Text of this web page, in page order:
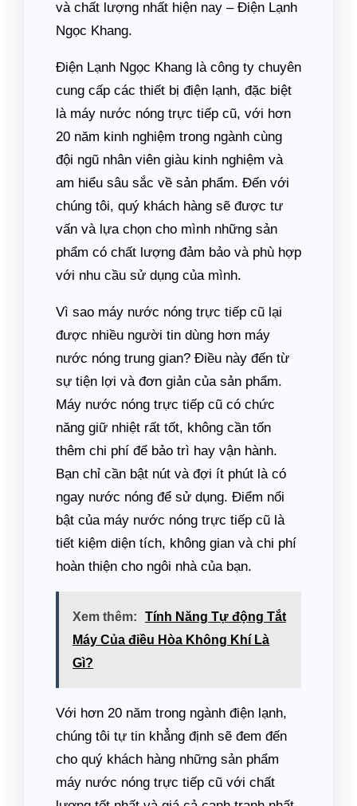
và chất lượng nhất hiện nay – Điện Lạnh
Ngọc Khang.
Điện Lạnh Ngọc Khang là công ty chuyên
cung cấp các thiết bị điện lạnh, đặc biệt
là máy nước nóng trực tiếp cũ, với hơn
20 năm kinh nghiệm trong ngành cùng
đội ngũ nhân viên giàu kinh nghiệm và
am hiểu sâu sắc về sản phẩm. Đến với
chúng tôi, quý khách hàng sẽ được tư
vấn và lựa chọn cho mình những sản
phẩm có chất lượng đảm bảo và phù hợp
với nhu cầu sử dụng của mình.
Vì sao máy nước nóng trực tiếp cũ lại
được nhiều người tin dùng hơn máy
nước nóng trung gian? Điều này đến từ
sự tiện lợi và đơn giản của sản phẩm.
Máy nước nóng trực tiếp cũ có chức
năng giữ nhiệt rất tốt, không cần tốn
thêm chi phí để bảo trì hay vận hành.
Bạn chỉ cần bật nút và đợi ít phút là có
ngay nước nóng để sử dụng. Điểm nổi
bật của máy nước nóng trực tiếp cũ là
tiết kiệm diện tích, không gian và chi phí
hoàn thiện cho ngôi nhà của bạn.
Xem thêm:
Tính Năng Tự động Tắt
Máy Của điều Hòa Không Khí Là
Gì?
Với hơn 20 năm trong ngành điện lạnh,
chúng tôi tự tin khẳng định sẽ đem đến
cho quý khách hàng những sản phẩm
máy nước nóng trực tiếp cũ với chất